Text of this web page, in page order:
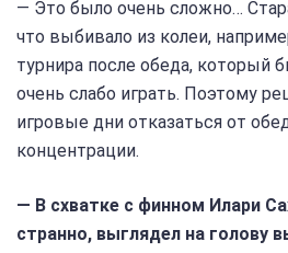
— Это было очень сложно…
что выбивало из колеи,
турнира после обеда, который
очень слабо играть. Поэтому
игровые дни отказаться от
концентрации.
— В схватке с финном Илари
странно, выглядел на голову